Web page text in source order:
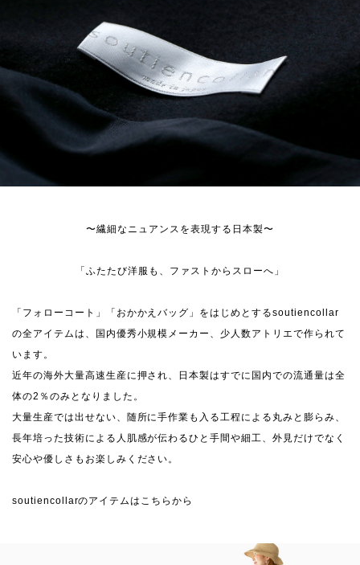
〜繊細なニュアンスを表現する日本製〜
「ふたたび洋服も、ファストからスローへ」
「フォローコート」「おかかえバッグ」をはじめとするsoutiencollar
の全アイテムは、国内優秀小規模メーカー、少人数アトリエで作られて
います。
近年の海外大量高速生産に押され、日本製はすでに国内での流通量は全
体の2％のみとなりました。
大量生産では出せない、随所に手作業も入る工程による丸みと膨らみ、
長年培った技術による人肌感が伝わるひと手間や細工、外見だけでなく
安心や優しさもお楽しみください。
soutiencollarのアイテムはこちらから